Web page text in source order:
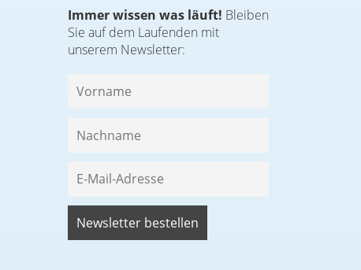
Immer wissen was läuft! Bleiben
Sie auf dem Laufenden mit
unserem Newsletter: